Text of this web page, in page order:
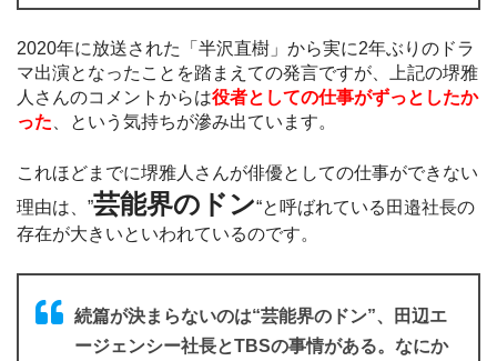
2020年に放送された「半沢直樹」から実に2年ぶりのドラ
マ出演となったことを踏まえての発言ですが、上記の堺雅
人さんのコメントからは役者としての仕事がずっとしたか
った 、という気持ちが滲み出ています。
これほどまでに堺雅人さんが俳優としての仕事ができない
理由は、”芸能界のドン“と呼ばれている田邉社長の
存在が大きいといわれているのです。
続篇が決まらないのは“芸能界のドン”、田辺エ
ージェンシー社長とTBSの事情がある。なにか